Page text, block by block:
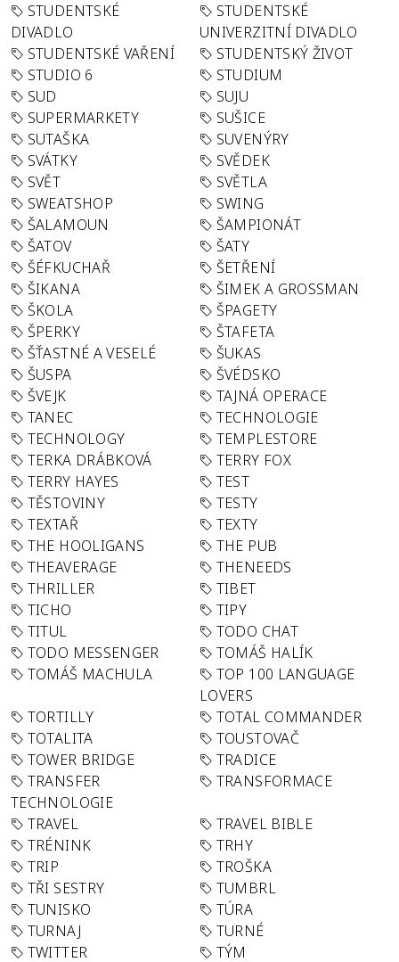
STUDENTSKÉ
DIVADLO
STUDENTSKÉ
UNIVERZITNÍ DIVADLO
STUDENTSKÉ VAŘENÍ
STUDENTSKÝ ŽIVOT
STUDIO 6
STUDIUM
SUD
SUJU
SUPERMARKETY
SUŠICE
SUTAŠKA
SUVENÝRY
SVÁTKY
SVĚDEK
SVĚT
SVĚTLA
SWEATSHOP
SWING
ŠALAMOUN
ŠAMPIONÁT
ŠATOV
ŠATY
ŠÉFKUCHAŘ
ŠETŘENÍ
ŠIKANA
ŠIMEK A GROSSMAN
ŠKOLA
ŠPAGETY
ŠPERKY
ŠTAFETA
ŠŤASTNÉ A VESELÉ
ŠUKAS
ŠUSPA
ŠVÉDSKO
ŠVEJK
TAJNÁ OPERACE
TANEC
TECHNOLOGIE
TECHNOLOGY
TEMPLESTORE
TERKA DRÁBKOVÁ
TERRY FOX
TERRY HAYES
TEST
TĚSTOVINY
TESTY
TEXTAŘ
TEXTY
THE HOOLIGANS
THE PUB
THEAVERAGE
THENEEDS
THRILLER
TIBET
TICHO
TIPY
TITUL
TODO CHAT
TODO MESSENGER
TOMÁŠ HALÍK
TOMÁŠ MACHULA
TOP 100 LANGUAGE
LOVERS
TORTILLY
TOTAL COMMANDER
TOTALITA
TOUSTOVAČ
TOWER BRIDGE
TRADICE
TRANSFER
TECHNOLOGIE
TRANSFORMACE
TRAVEL
TRAVEL BIBLE
TRÉNINK
TRHY
TRIP
TROŠKA
TŘI SESTRY
TUMBRL
TUNISKO
TÚRA
TURNAJ
TURNÉ
TWITTER
TÝM